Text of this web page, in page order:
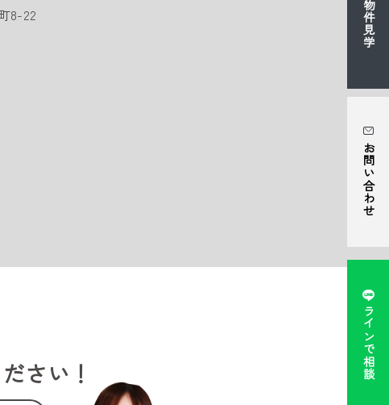
物件見学
お問い合わせ
ラインで相談
8-22
さい！